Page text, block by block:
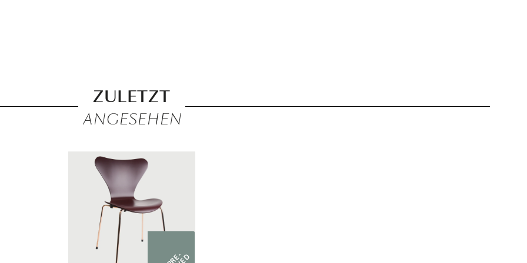
ZULETZT
ANGESEHEN